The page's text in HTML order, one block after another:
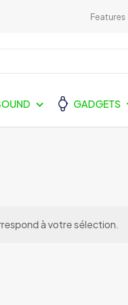
Features
GADGETS
à votre sélection.